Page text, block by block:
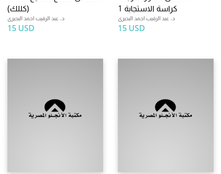
(كللك)
د. عبد الرقيب احمد البحيرى
15 USD
كراسة الاستجابة 1
د. عبد الرقيب احمد البحيرى
15 USD